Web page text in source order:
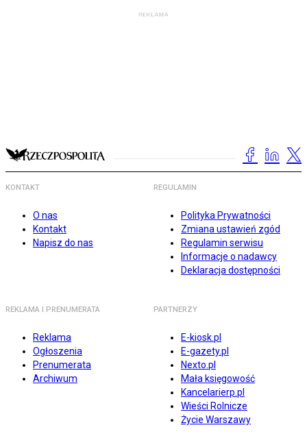
KONTAKT
O nas
Kontakt
Napisz do nas
REGULAMIN
Polityka Prywatności
Zmiana ustawień zgód
Regulamin serwisu
Informacje o nadawcy
Deklaracja dostępności
REKLAMA I PRENUMERATA
Reklama
Ogłoszenia
Prenumerata
Archiwum
PARTNERZY
E-kiosk.pl
E-gazety.pl
Nexto.pl
Mała księgowość
Kancelarierp.pl
Wieści Rolnicze
Życie Warszawy